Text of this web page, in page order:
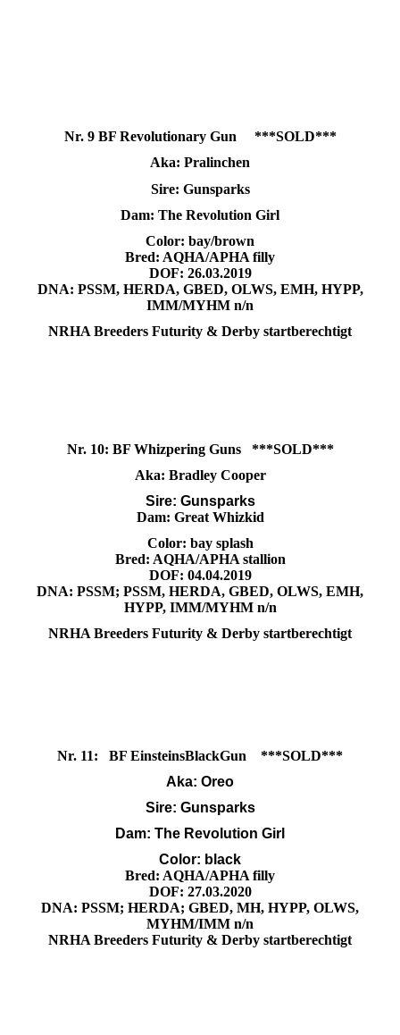
Nr. 9 BF Revolutionary Gun ***SOLD***
Aka: Pralinchen
Sire: Gunsparks
Dam: The Revolution Girl
Color: bay/brown
Bred: AQHA/APHA filly
DOF: 26.03.2019
DNA: PSSM, HERDA, GBED, OLWS, EMH, HYPP,
IMM/MYHM n/n
NRHA Breeders Futurity & Derby startberechtigt
Nr. 10: BF Whizpering Guns ***SOLD***
Aka: Bradley Cooper
Sire: Gunsparks
Dam: Great Whizkid
Color: bay splash
Bred: AQHA/APHA stallion
DOF: 04.04.2019
DNA: PSSM; PSSM, HERDA, GBED, OLWS, EMH,
HYPP, IMM/MYHM n/n
NRHA Breeders Futurity & Derby startberechtigt
Nr. 11: BF EinsteinsBlackGun ***SOLD***
Aka: Oreo
Sire: Gunsparks
Dam: The Revolution Girl
Color: black
Bred: AQHA/APHA filly
DOF: 27.03.2020
DNA: PSSM; HERDA; GBED, MH, HYPP, OLWS,
MYHM/IMM n/n
NRHA Breeders Futurity & Derby startberechtigt